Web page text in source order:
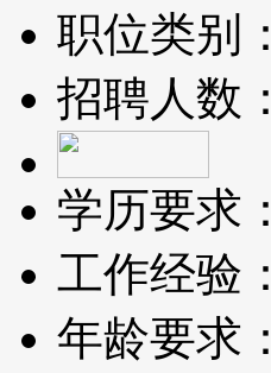
职位类别：
招聘人数：
学历要求：
工作经验：
年龄要求：